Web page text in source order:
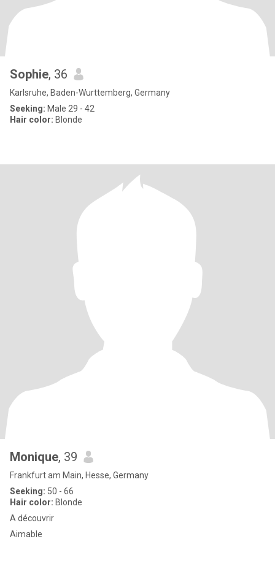
Sophie, 36
Karlsruhe, Baden-Wurttemberg, Germany
Seeking: Male 29 - 42
Hair color: Blonde
Monique, 39
Frankfurt am Main, Hesse, Germany
Seeking: 50 - 66
Hair color: Blonde
A découvrir
Aimable